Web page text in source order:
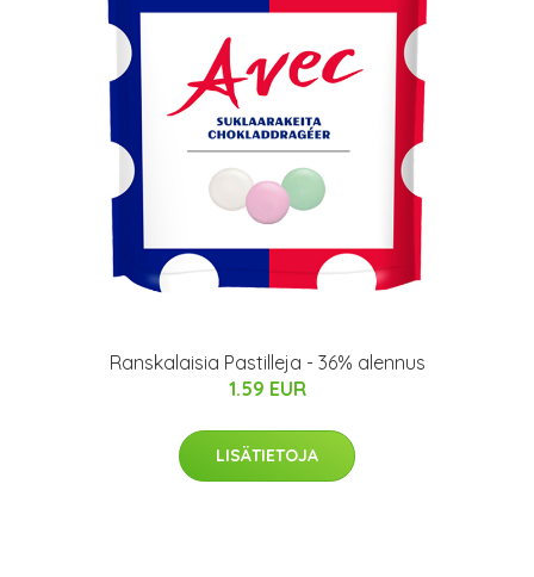
Ranskalaisia Pastilleja - 36% alennus
1.59 EUR
LISÄTIETOJA